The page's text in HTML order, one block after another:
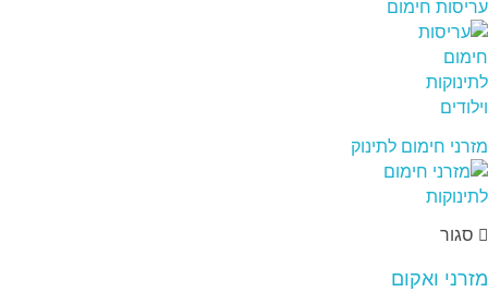
עריסות חימום
מזרני חימום לתינוק
סגור
מזרני ואקום